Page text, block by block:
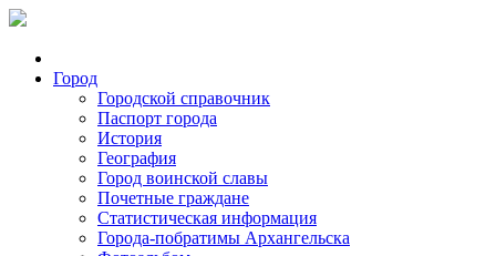
Город
Городской справочник
Паспорт города
История
География
Город воинской славы
Почетные граждане
Статистическая информация
Города-побратимы Архангельска